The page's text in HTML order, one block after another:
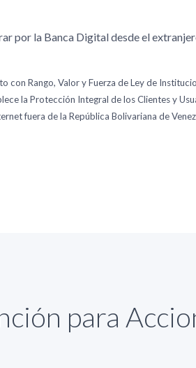
por la Banca Digital desde el
Rango, Valor y Fuerza de Ley de
la Protección Integral de los Clientes y
fuera de la República Bolivariana de
para